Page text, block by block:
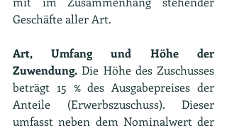
Geschäfte aller Art.
Art, Umfang und Höhe der
Zuwendung. Die Höhe des Zuschusses
beträgt 15 % des Ausgabepreises der
Anteile (Erwerbszuschuss). Dieser
umfasst neben dem Nominalwert der